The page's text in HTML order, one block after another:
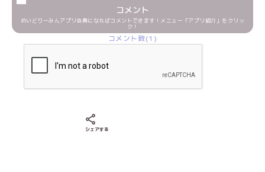
コメント
めいどりーみんアプリ会員になればコメントできます！メニュー「アプリ紹介」をクリッ
ク！
コメント数(1)
シェアする